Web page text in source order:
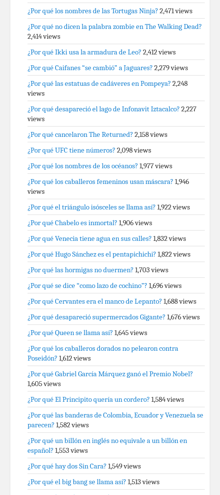
¿Por qué los nombres de las Tortugas Ninja? 2,471 views
¿Por qué no dicen la palabra zombie en The Walking Dead?
2,414 views
¿Por qué Ikki usa la armadura de Leo? 2,412 views
¿Por qué Caifanes “se cambió” a Jaguares? 2,279 views
¿Por qué las estatuas de cadáveres en Pompeya? 2,248
views
¿Por qué desapareció el lago de Infonavit Iztacalco? 2,227
views
¿Por qué cancelaron The Returned? 2,158 views
¿Por qué UFC tiene números? 2,098 views
¿Por qué los nombres de los océanos? 1,977 views
¿Por qué los caballeros femeninos usan máscara? 1,946
views
¿Por qué el triángulo isósceles se llama así? 1,922 views
¿Por qué Chabelo es inmortal? 1,906 views
¿Por qué Venecia tiene agua en sus calles? 1,832 views
¿Por qué Hugo Sánchez es el pentapichichi? 1,822 views
¿Por qué las hormigas no duermen? 1,703 views
¿Por qué se dice “como lazo de cochino”? 1,696 views
¿Por qué Cervantes era el manco de Lepanto? 1,688 views
¿Por qué desapareció supermercados Gigante? 1,676 views
¿Por qué Queen se llama así? 1,645 views
¿Por qué los caballeros dorados no pelearon contra
Poseidón? 1,612 views
¿Por qué Gabriel García Márquez ganó el Premio Nobel?
1,605 views
¿Por qué El Principito quería un cordero? 1,584 views
¿Por qué las banderas de Colombia, Ecuador y Venezuela se
parecen? 1,582 views
¿Por qué un billón en inglés no equivale a un billón en
español? 1,553 views
¿Por qué hay dos Sin Cara? 1,549 views
¿Por qué el big bang se llama así? 1,513 views